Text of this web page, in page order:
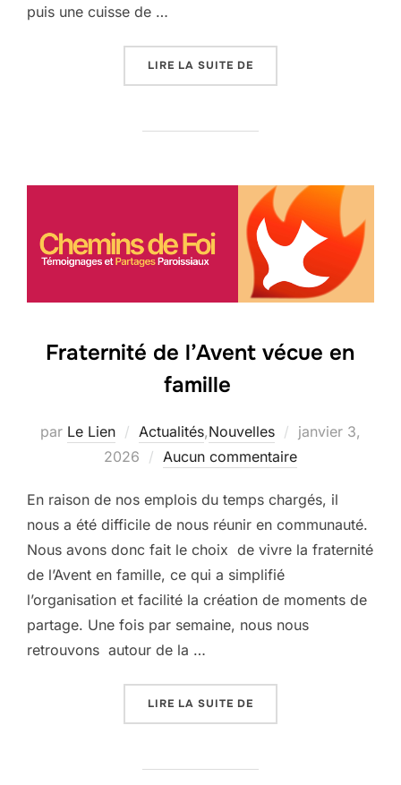
puis une cuisse de …
LIRE LA SUITE DE
Fraternité de l’Avent vécue en
famille
par Le Lien Actualités,Nouvelles
Publié
janvier 3,
2026
Aucun commentaire
En raison de nos emplois du temps chargés, il
nous a été difficile de nous réunir en communauté.
Nous avons donc fait le choix de vivre la fraternité
de l’Avent en famille, ce qui a simplifié
l’organisation et facilité la création de moments de
partage. Une fois par semaine, nous nous
retrouvons autour de la …
LIRE LA SUITE DE